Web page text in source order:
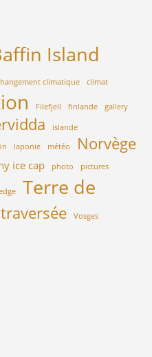
Island
climatique climat
Filefjell finlande gallery
islande
laponie météo Norvège
ice cap photo pictures
Terre de
traversée Vosges